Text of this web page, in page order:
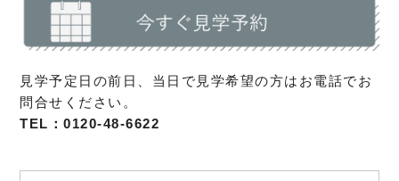
見学予定日の前日、当日で見学希望の方はお電話でお
問合せください。
TEL：0120-48-6622